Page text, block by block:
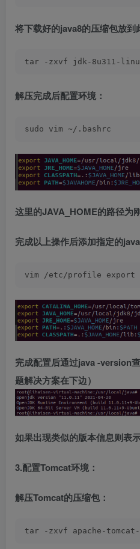
将下载好的java8的压缩包放到
tar -zxvf jdk-8u311-
解压完成后配置环境：
sudo vim ~/.bashrc
这里的JAVA_HOME的路径为
完成以上操作后添加指定的
vim /etc/profile export
完成配置后通过java -version
题解决方案在下边）
如果出现类似的版本信息则表
3.配置Tomcat环境：
解压Tomcat的压缩包：
tar -zxvf apache-tomcat-